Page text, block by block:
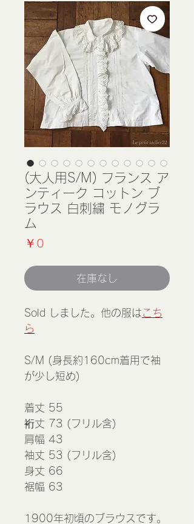
(大人用S/M) フランス ア
ンティーク コットン ブ
ラウス 白刺繍 モノグラ
ム
￥0
在庫なし
Sold しました。他の服はこち
ら
S/M (身長約160cm着用で袖
が少し短め)
着丈 55
裄丈 73 (フリル含)
肩幅 43
袖丈 53 (フリル含)
身丈 66
裾幅 63
1900年初頃のブラウスです。